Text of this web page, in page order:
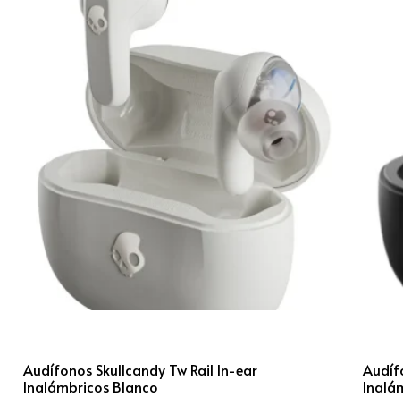
Audífonos Skullcandy Tw Rail In-ear
Inalámbricos Blanco